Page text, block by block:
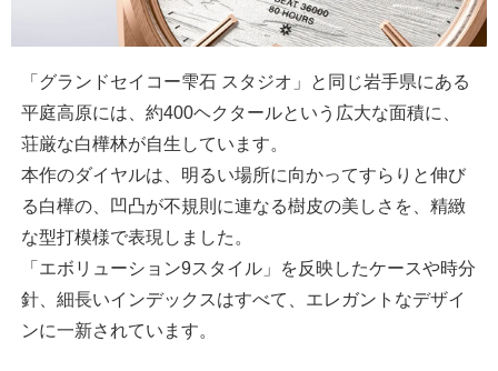
「グランドセイコー雫石 スタジオ」と同じ岩手県にある
平庭高原には、約400ヘクタールという広大な面積に、
荘厳な白樺林が自生しています。
本作のダイヤルは、明るい場所に向かってすらりと伸び
る白樺の、凹凸が不規則に連なる樹皮の美しさを、精緻
な型打模様で表現しました。
「エボリューション9スタイル」を反映したケースや時分
針、細長いインデックスはすべて、エレガントなデザイ
ンに一新されています。